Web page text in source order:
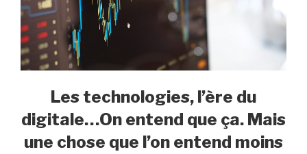
Les technologies, l’ère du
digitale…On entend que ça. Mais
une chose que l’on entend moins